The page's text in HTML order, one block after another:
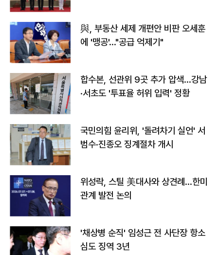
與, 부동산 세제 개편안 비판 오세훈
에 '맹공'…"공급 억제기"
합수본, 선관위 9곳 추가 압색…강남
·서초도 '투표율 허위 입력' 정황
국민의힘 윤리위, '돌려차기 실언' 서
범수·진종오 징계절차 개시
위성락, 스틸 美대사와 상견례…한미
관계 발전 논의
'채상병 순직' 임성근 전 사단장 항소
심도 징역 3년